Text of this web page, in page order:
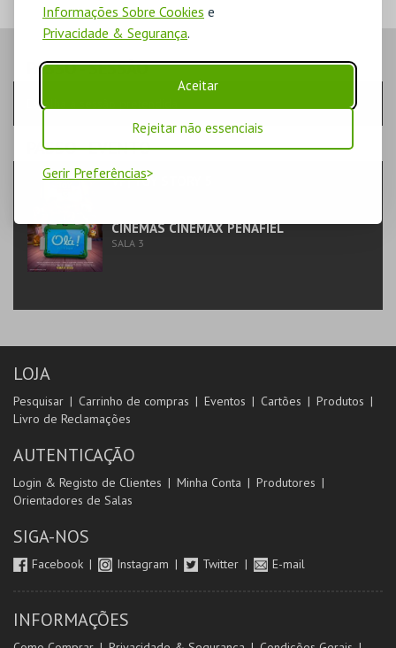
Informações Sobre Cookies e
Privacidade & Segurança.
Aceitar
Rejeitar não essenciais
Gerir Preferências
PASSO- SESSÃO
Escolha a sessão pretendida
PASSO- EVENTO
VP| TOY STORY 5
CINEMAS CINEMAX PENAFIEL
SALA 3
LOJA
Pesquisar Carrinho de compras Eventos Cartões
Produtos
Livro de Reclamações
AUTENTICAÇÃO
Login & Registo de Clientes Minha Conta
Produtores
Orientadores de Salas
SIGA-NOS
Facebook Instagram Twitter E-mail
INFORMAÇÕES